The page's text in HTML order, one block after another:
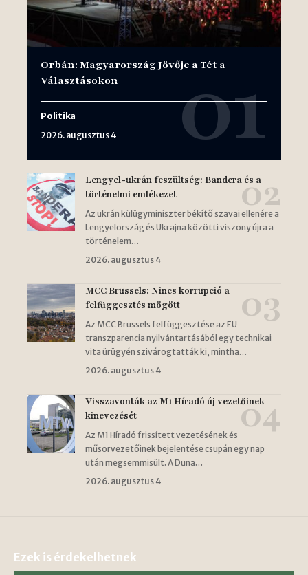
Orbán: Magyarország Jövője a Tét a
Választásokon
Politika
2026. augusztus 4
Lengyel-ukrán feszültség: Bandera és a
történelmi emlékezet
Az ukrán külügyminiszter békítő szavai ellenére a
Lengyelország és Ukrajna közötti viszony újra a
történelem…
2026. augusztus 4
MCC Brussels: Nincs korrupció a
felfüggesztés mögött
Az MCC Brussels felfüggesztése az EU
transzparencia nyilvántartásából egy technikai
vita ürügyén szivárogtatták ki, mintha…
2026. augusztus 4
Visszavonták az M1 Híradó új vezetőinek
kinevezését
Az M1 Híradó frissített vezetésének és
műsorvezetőinek bejelentése csupán egy nap
után megsemmisült. A Duna…
2026. augusztus 4
Ezek is érdekelhetnek